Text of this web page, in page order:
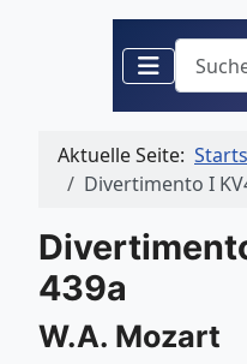
Suchen
Aktuelle Seite:
Divertimento I
439a
W.A. Mozart